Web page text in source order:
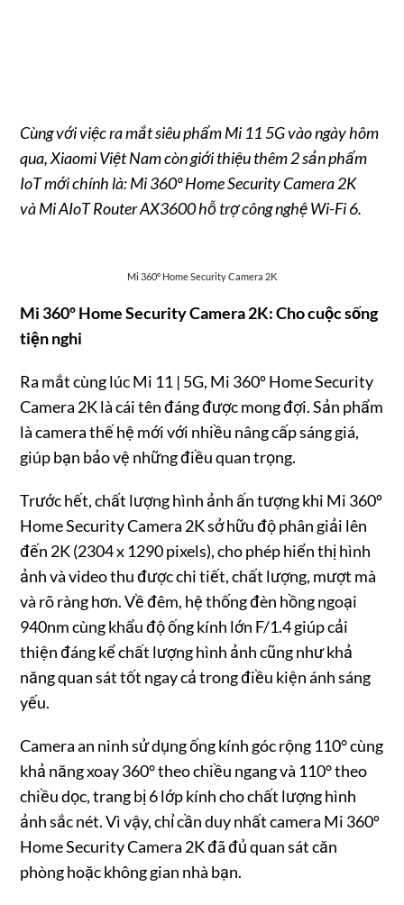
Cùng với việc ra mắt siêu phẩm Mi 11 5G vào ngày hôm
qua, Xiaomi Việt Nam còn giới thiệu thêm 2 sản phẩm
IoT mới chính là: Mi 360º Home Security Camera 2K
và Mi AIoT Router AX3600 hỗ trợ công nghệ Wi-Fi 6.
Mi 360º Home Security Camera 2K
Mi 360º Home Security Camera 2K:Cho cuộc sống
tiện nghi
Ra mắt cùng lúc Mi 11 | 5G, Mi 360º Home Security
Camera 2K là cái tên đáng được mong đợi. Sản phẩm
là camera thế hệ mới với nhiều nâng cấp sáng giá,
giúp bạn bảo vệ những điều quan trọng.
Trước hết, chất lượng hình ảnh ấn tượng khi Mi 360º
Home Security Camera 2K sở hữu độ phân giải lên
đến 2K (2304 x 1290 pixels), cho phép hiển thị hình
ảnh và video thu được chi tiết, chất lượng, mượt mà
và rõ ràng hơn. Về đêm, hệ thống đèn hồng ngoại
940nm cùng khẩu độ ống kính lớn F/1.4 giúp cải
thiện đáng kể chất lượng hình ảnh cũng như khả
năng quan sát tốt ngay cả trong điều kiện ánh sáng
yếu.
Camera an ninh sử dụng ống kính góc rộng 110° cùng
khả năng xoay 360° theo chiều ngang và 110° theo
chiều dọc, trang bị 6 lớp kính cho chất lượng hình
ảnh sắc nét. Vì vậy, chỉ cần duy nhất camera Mi 360º
Home Security Camera 2K đã đủ quan sát căn
phòng hoặc không gian nhà bạn.